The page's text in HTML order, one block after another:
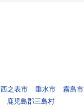
西之表市 垂水市
霧島市
鹿児島郡三島村